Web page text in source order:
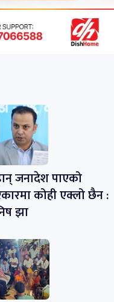
जनादेश पाएको
कोही एक्लो छैन :
झा